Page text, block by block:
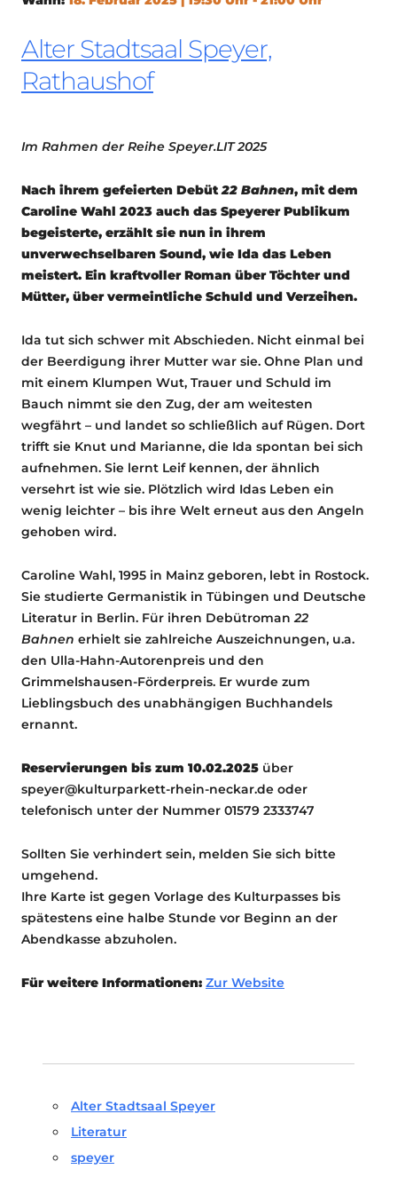
Alter Stadtsaal Speyer,
Rathaushof
Im Rahmen der Reihe Speyer.LIT 2025
Nach ihrem gefeierten Debüt22 Bahnen, mit dem
Caroline Wahl 2023 auch das Speyerer Publikum
begeisterte, erzählt sie nun in ihrem
unverwechselbaren Sound, wie Ida das Leben
meistert. Ein kraftvoller Roman über Töchter und
Mütter, über vermeintliche Schuld und Verzeihen.
Ida tut sich schwer mit Abschieden. Nicht einmal bei
der Beerdigung ihrer Mutter war sie. Ohne Plan und
mit einem Klumpen Wut, Trauer und Schuld im
Bauch nimmt sie den Zug, der am weitesten
wegfährt – und landet so schließlich auf Rügen. Dort
trifft sie Knut und Marianne, die Ida spontan bei sich
aufnehmen. Sie lernt Leif kennen, der ähnlich
versehrt ist wie sie. Plötzlich wird Idas Leben ein
wenig leichter – bis ihre Welt erneut aus den Angeln
gehoben wird.
Caroline Wahl, 1995 in Mainz geboren, lebt in Rostock.
Sie studierte Germanistik in Tübingen und Deutsche
Literatur in Berlin. Für ihren Debütroman22
Bahnen erhielt sie zahlreiche Auszeichnungen, u.a.
den Ulla-Hahn-Autorenpreis und den
Grimmelshausen-Förderpreis. Er wurde zum
Lieblingsbuch des unabhängigen Buchhandels
ernannt.
Reservierungen bis zum 10.02.2025 über
speyer@kulturparkett-rhein-neckar.de oder
telefonisch unter der Nummer 01579 2333747
Sollten Sie verhindert sein, melden Sie sich bitte
umgehend.
Ihre Karte ist gegen Vorlage des Kulturpasses bis
spätestens eine halbe Stunde vor Beginn an der
Abendkasse abzuholen.
Für weitere Informationen: Zur Website
Alter Stadtsaal Speyer
Literatur
speyer